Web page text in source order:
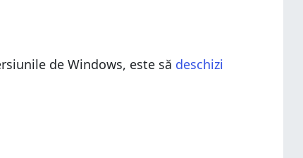
de Windows, este să deschizi